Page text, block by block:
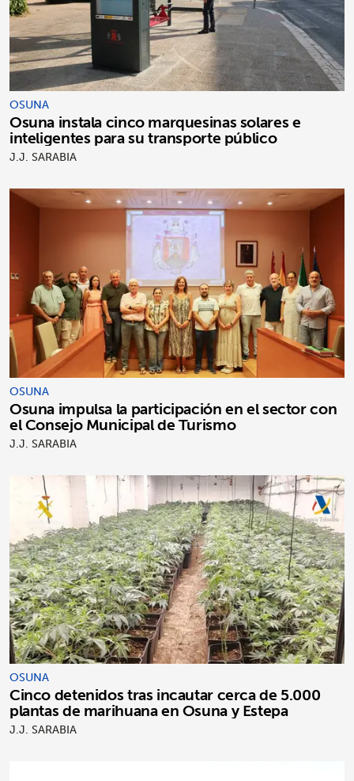
OSUNA
Osuna instala cinco marquesinas solares e
inteligentes para su transporte público
J.J. SARABIA
OSUNA
Osuna impulsa la participación en el sector con
el Consejo Municipal de Turismo
J.J. SARABIA
OSUNA
Cinco detenidos tras incautar cerca de 5.000
plantas de marihuana en Osuna y Estepa
J.J. SARABIA